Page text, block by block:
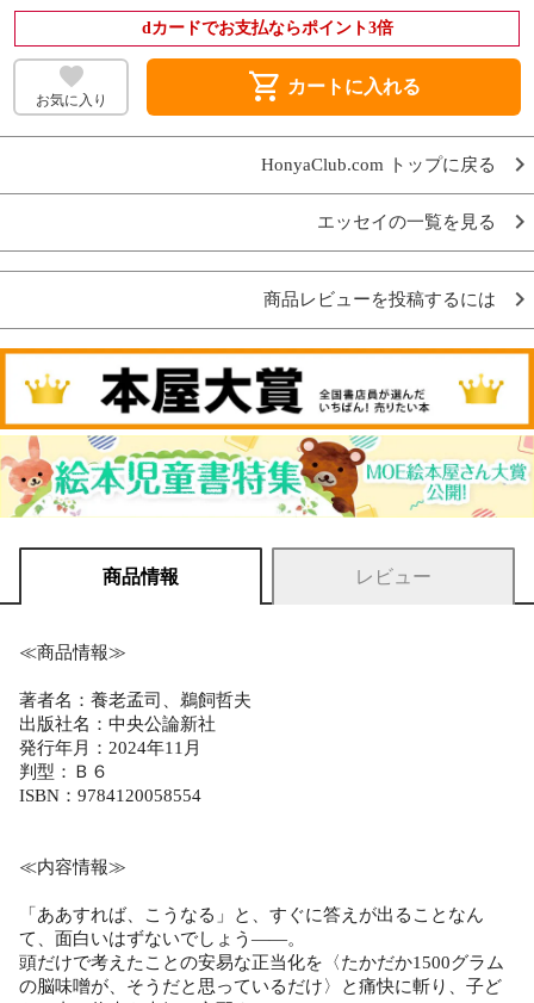
dカードでお支払ならポイント3倍
お気に入り shopping_cart カートに入れる
HonyaClub.com トップに戻る
エッセイの一覧を見る
商品レビューを投稿するには
商品情報 レビュー
≪商品情報≫
著者名：養老孟司、鵜飼哲夫
出版社名：中央公論新社
発行年月：2024年11月
判型：Ｂ６
ISBN：9784120058554
≪内容情報≫
「ああすれば、こうなる」と、すぐに答えが出ることなん
て、面白いはずないでしょう――。
頭だけで考えたことの安易な正当化を〈たかだか1500グラム
の脳味噌が、そうだと思っているだけ〉と痛快に斬り、子ど